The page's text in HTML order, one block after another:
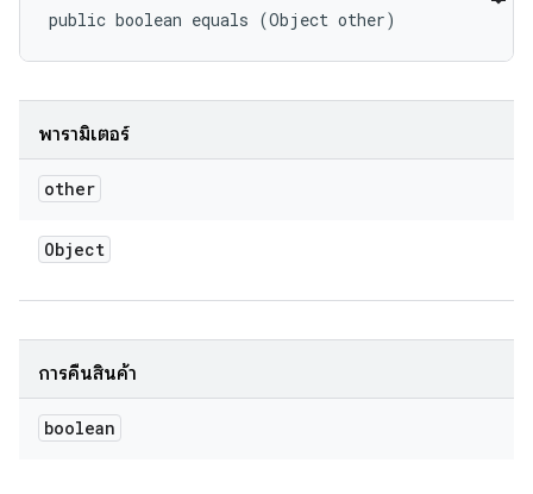
public boolean equals (Object other)
พารามิเตอร์
other
Object
การคืนสินค้า
boolean